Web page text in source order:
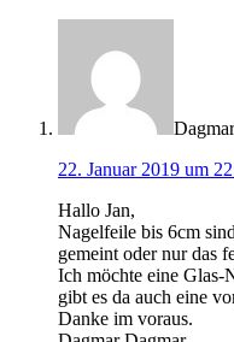
22. Januar 2019 um
Hallo Jan,
Nagelfeile bis 6cm
gemeint oder nur das
Ich möchte eine Glas-
gibt es da auch eine
Danke im voraus.